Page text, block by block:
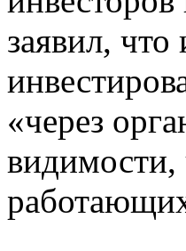
заявил,
«через
видимости,